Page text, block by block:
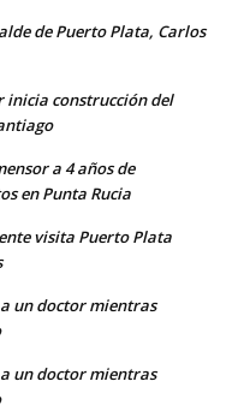
de Puerto Plata, Carlos
inicia construcción del
a 4 años de
en Punta Rucia
visita Puerto Plata
un doctor mientras
un doctor mientras